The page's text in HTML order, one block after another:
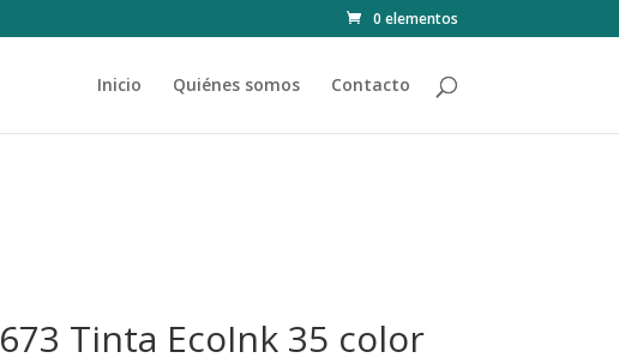
0 elementos
Inicio Quiénes somos Contacto
673 Tinta EcoInk 35 color